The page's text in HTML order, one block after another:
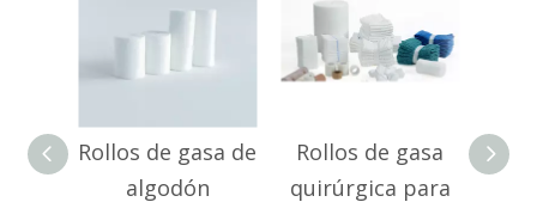
Rollos de gasa de
algodón
Rollos de gasa
quirúrgica para